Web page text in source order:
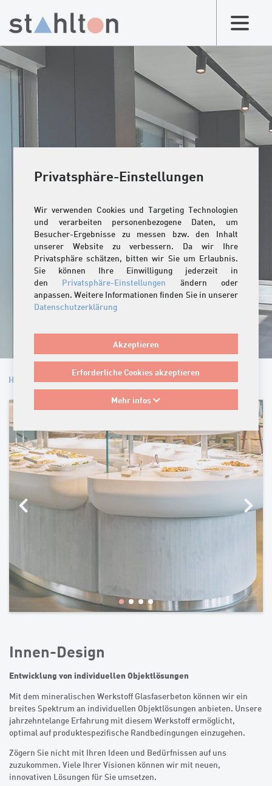
Privatsphäre-Einstellungen
Wir verwenden Cookies und Targeting Technologien
und verarbeiten personenbezogene Daten, um
Besucher-Ergebnisse zu messen bzw. den Inhalt
unserer Website zu verbessern. Da wir Ihre
Privatsphäre schätzen, bitten wir Sie um Erlaubnis.
Sie können Ihre Einwilligung jederzeit in
den Privatsphäre-Einstellungen ändern oder
anpassen. Weitere Informationen finden Sie in unserer
Datenschutzerklärung
Akzeptieren
Erforderliche Cookies akzeptieren
Mehr infos
Home /Innen-Design
Innen-Design
Entwicklung von individuellen Objektlösungen
Mit dem mineralischen Werkstoff Glasfaserbeton können wir ein
breites Spektrum an individuellen Objektlösungen anbieten. Unsere
jahrzehntelange Erfahrung mit diesem Werkstoff ermöglicht,
optimal auf produktespezifische Randbedingungen einzugehen.
Zögern Sie nicht mit Ihren Ideen und Bedürfnissen auf uns
zuzukommen. Viele Ihrer Visionen können wir mit neuen,
innovativen Lösungen für Sie umsetzen.